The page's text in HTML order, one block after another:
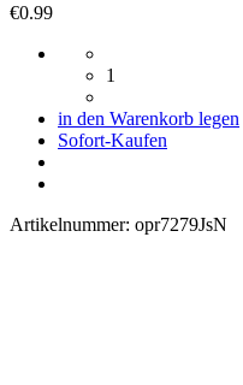
€0.99
1
in den Warenkorb legen
Sofort-Kaufen
Artikelnummer: opr7279JsN